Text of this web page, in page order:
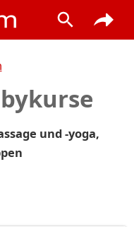
und -yoga,